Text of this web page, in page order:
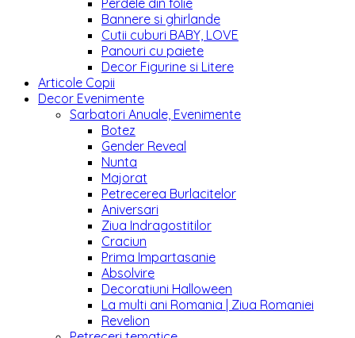
Perdele din folie
Bannere si ghirlande
Cutii cuburi BABY, LOVE
Panouri cu paiete
Decor Figurine si Litere
Articole Copii
Decor Evenimente
Sarbatori Anuale, Evenimente
Botez
Gender Reveal
Nunta
Majorat
Petrecerea Burlacitelor
Aniversari
Ziua Indragostitilor
Craciun
Prima Impartasanie
Absolvire
Decoratiuni Halloween
La multi ani Romania | Ziua Romaniei
Revelion